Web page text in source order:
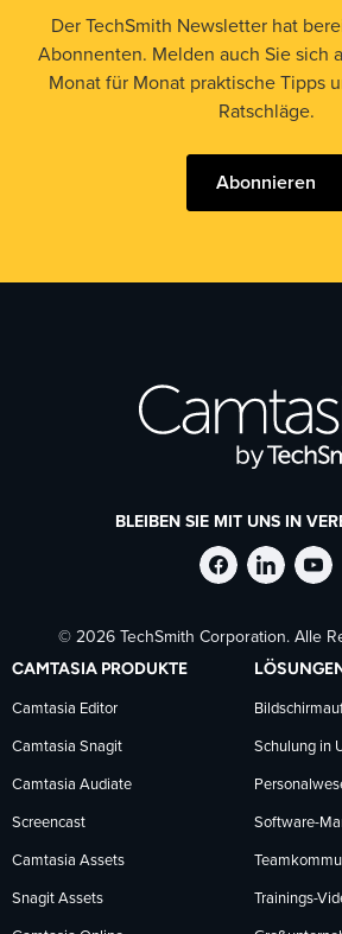
Der TechSmith Newsletter hat
Abonnenten. Melden auch Sie sich
Monat für Monat praktische Tipps
Ratschläge.
Abonnieren
BLEIBEN SIE MIT UNS IN
auf
folgen
auf
© 2026 TechSmith Corporation. Alle
CAMTASIA PRODUKTE
Camtasia Editor
Camtasia Snagit
Camtasia Audiate
Screencast
Camtasia Assets
Snagit Assets
Schulung in
Software-
Trainings-